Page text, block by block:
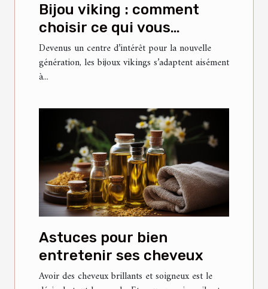
Bijou viking : comment
choisir ce qui vous
convient ?
Devenus un centre d’intérêt pour la nouvelle
génération, les bijoux vikings s’adaptent aisément
à...
Astuces pour bien
entretenir ses cheveux
Avoir des cheveux brillants et soigneux est le